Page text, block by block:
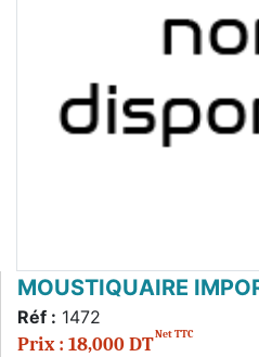
MOUSTIQUAIRE
Réf : 1472
Prix : 18,000 DTNet TTC